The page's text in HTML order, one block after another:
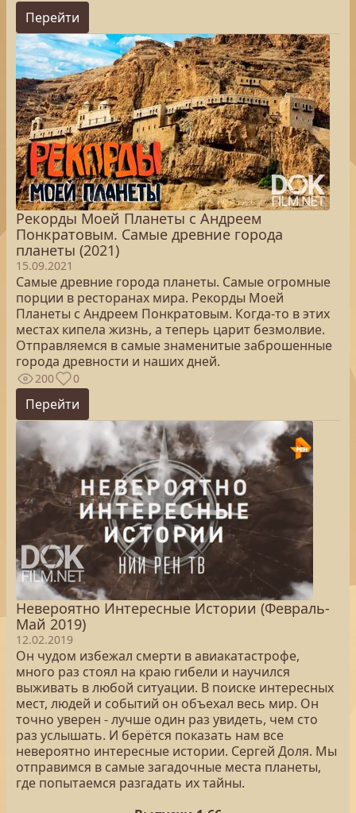
Перейти
Рекорды Моей Планеты с Андреем
Понкратовым. Самые древние города
планеты (2021)
15.09.2021
Самые древние города планеты. Самые огромные
порции в ресторанах мира. Рекорды Моей
Планеты с Андреем Понкратовым. Когда-то в этих
местах кипела жизнь, а теперь царит безмолвие.
Отправляемся в самые знаменитые заброшенные
города древности и наших дней.
200 0
Перейти
Невероятно Интересные Истории (Февраль-
Май 2019)
12.02.2019
Он чудом избежал смерти в авиакатастрофе,
много раз стоял на краю гибели и научился
выживать в любой ситуации. В поиске интересных
мест, людей и событий он объехал весь мир. Он
точно уверен - лучше один раз увидеть, чем сто
раз услышать. И берётся показать нам все
невероятно интересные истории. Сергей Доля. Мы
отправимся в самые загадочные места планеты,
где попытаемся разгадать их тайны.